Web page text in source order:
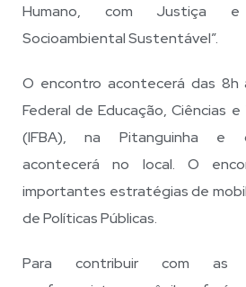
Humano, com Justiça e
Socioambiental Sustentável”.
O encontro acontecerá das 8h
Federal de Educação, Ciências
(IFBA), na Pitanguinha e
acontecerá no local. O
importantes estratégias de
de Políticas Públicas.
Para contribuir com as